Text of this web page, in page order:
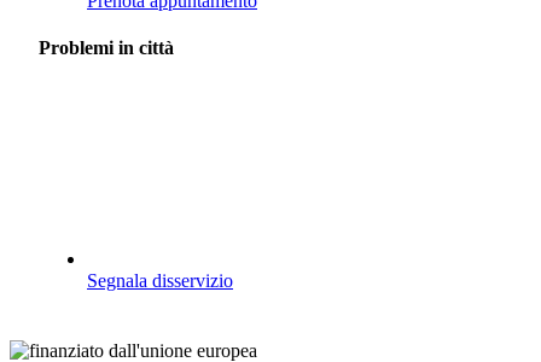
Problemi in città
Segnala disservizio